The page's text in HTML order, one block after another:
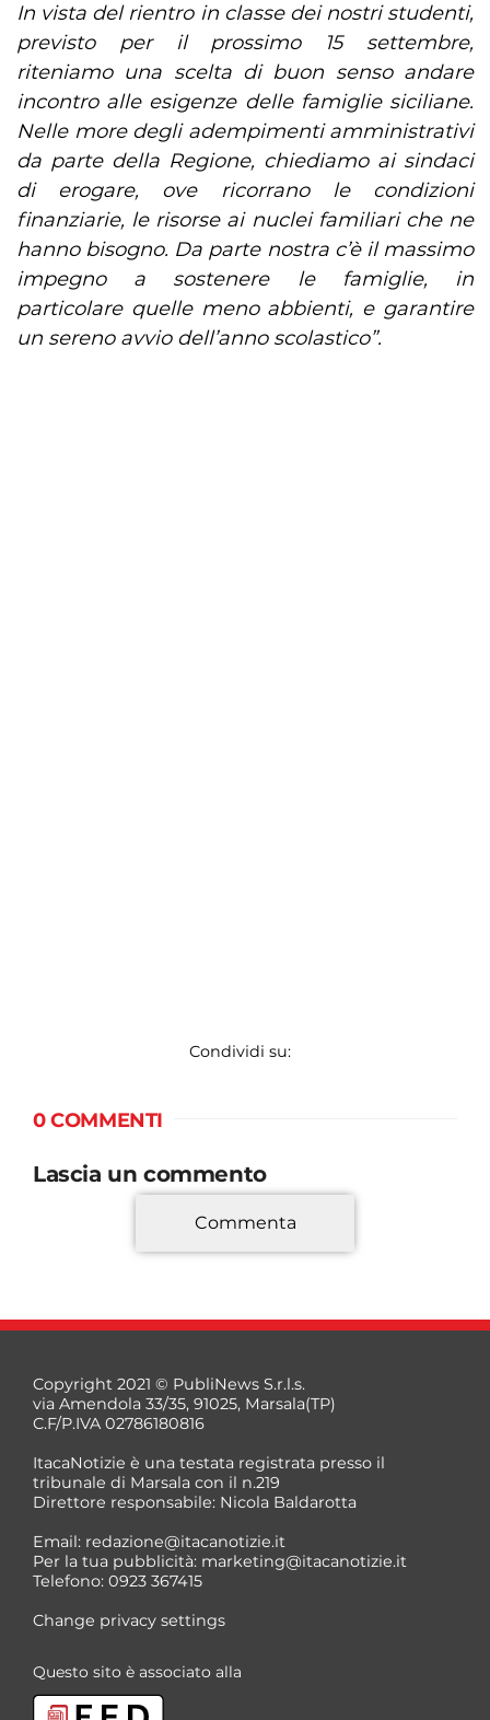
In vista del rientro in classe dei nostri studenti,
previsto per il prossimo 15 settembre,
riteniamo una scelta di buon senso andare
incontro alle esigenze delle famiglie siciliane.
Nelle more degli adempimenti amministrativi
da parte della Regione, chiediamo ai sindaci
di erogare, ove ricorrano le condizioni
finanziarie, le risorse ai nuclei familiari che ne
hanno bisogno. Da parte nostra c’è il massimo
impegno a sostenere le famiglie, in
particolare quelle meno abbienti, e garantire
un sereno avvio dell’anno scolastico”.
Condividi su:
0 COMMENTI
Lascia un commento
*
*
Commenta
Copyright 2021 © PubliNews S.r.l.s.
via Amendola 33/35, 91025, Marsala(TP)
C.F/P.IVA 02786180816
ItacaNotizie è una testata registrata presso il
tribunale di Marsala con il n.219
Direttore responsabile: Nicola Baldarotta
Email: redazione@itacanotizie.it
Per la tua pubblicità: marketing@itacanotizie.it
Telefono: 0923 367415
Change privacy settings
Questo sito è associato alla